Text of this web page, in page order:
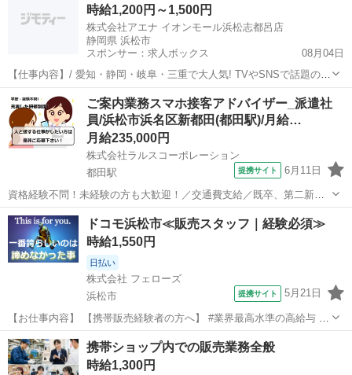
き（新規・変更・...時給1,200円～1,500円
株式会社アエナ イオンモール浜松志都呂店
静岡県 浜松市
スポンサー：求人ボックス
08月04日
【仕事内容】/ 愛知・静岡・岐阜・三重で大人気! TVやSNSで話題のオ
フプライスショップ "アエナ"で働こう! ⏩車通勤OK! 駐車場あり&駐車
場代会社負担(規定) <働きやすさ抜群/簡単レジ打ち> 専門知識一切不
要!未経験者も...
アルバイト・パート
ご案内業務スマホ接客アドバイザー_派遣社
員/浜松市浜名区新都田(都田駅)/月給…
月給235,000円
株式会社ラルスコーポレーション
都田駅
提携サイト 6月11日
資格経験不問！未経験の方も大歓迎！／交通費支給／既卒、第二新卒
の方も大歓迎／正社員登用制度あり／インセンティブ制度あり／昇給
あり／社会保険完備 【仕事内容】 au、ソフトバンク、ドコモ、UQ、
ワイモバイルの 様々な携帯キャ...
静岡 浜松市 都田駅 携帯ショップ
ドコモ浜松市≪販売スタッフ｜経験必須≫
時給1,550円
日払い
株式会社 フェローズ
浜松市
提携サイト 5月21日
【お仕事内容】 【携帯販売経験者の方へ】 #業界最高水準の高給与 #
昇給・昇格の実績多数 #最速1年で正社員登用 弊社の担当者も、携帯販
売の経験者。 これまでのお給与や待遇が変わらないことに 疑問を感じ
ている方や、 今の会...
静岡 浜松市 携帯ショップ
携帯ショップ内での販売業務全般
時給1,300円